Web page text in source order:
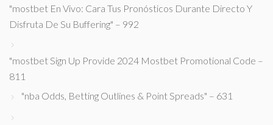
"mostbet En Vivo: Cara Tus Pronósticos Durante Directo Y
Disfruta De Su Buffering" – 992
"mostbet Sign Up Provide 2024 Mostbet Promotional Code –
811
"nba Odds, Betting Outlines & Point Spreads" – 631